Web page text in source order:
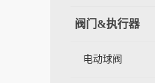
阀门&执行器
电动球阀